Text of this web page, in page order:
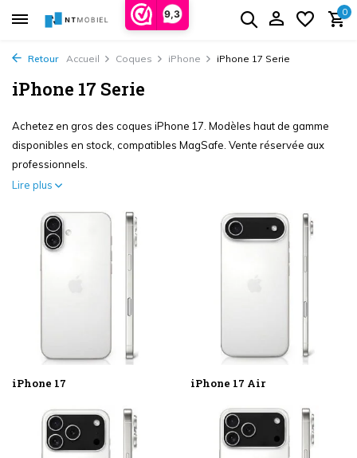
9,3 0
Retour Accueil Coques iPhone iPhone 17 Serie
iPhone 17 Serie
Achetez en gros des coques iPhone 17. Modèles haut de gamme
disponibles en stock, compatibles MagSafe. Vente réservée aux
professionnels.
Lire plus
iPhone 17 iPhone 17 Air